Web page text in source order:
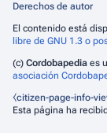
Derechos de autor
El contenido está
libre de GNU 1.3 o
(c) Cordobapedia es
asociación
⧼citizen-page-info-
Esta página ha